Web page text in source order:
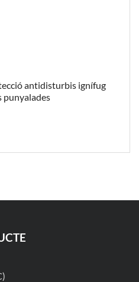
antidisturbis ignífug
punyalades